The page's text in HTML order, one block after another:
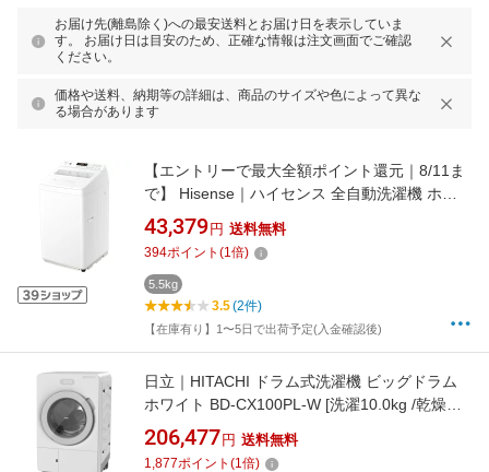
お届け先(離島除く)への最安送料とお届け日を表示していま
す。 お届け日は目安のため、正確な情報は注文画面でご確認
ください。
価格や送料、納期等の詳細は、商品のサイズや色によって異な
る場合があります
【エントリーで最大全額ポイント還元｜8/11ま
で】 Hisense｜ハイセンス 全自動洗濯機 ホワ
イト HW-G55XL-W [洗濯5.5kg /上開き /簡易乾
燥(送風機能)]
43,379 円 送料無料
394ポイント (1倍)
5.5kg
3.5(2件)
【在庫有り】1〜5日で出荷予定(入金確認後)
日立｜HITACHI ドラム式洗濯機 ビッグドラム
ホワイト BD-CX100PL-W [洗濯10.0kg /乾燥
5.5kg /左開き /ヒーター乾燥(水冷・除湿タイ
プ)]【無料延長保証】
206,477 円 送料無料
1,877ポイント (1倍)